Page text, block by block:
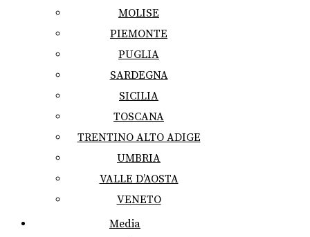
MOLISE
PIEMONTE
PUGLIA
SARDEGNA
SICILIA
TOSCANA
TRENTINO ALTO ADIGE
UMBRIA
VALLE D’AOSTA
VENETO
Media